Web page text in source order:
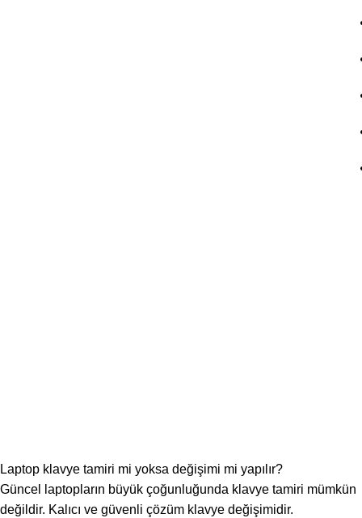
Laptop klavye tamiri mi yoksa değişimi mi yapılır?
Güncel laptopların büyük çoğunluğunda klavye tamiri mümkün
değildir. Kalıcı ve güvenli çözüm klavye değişimidir.